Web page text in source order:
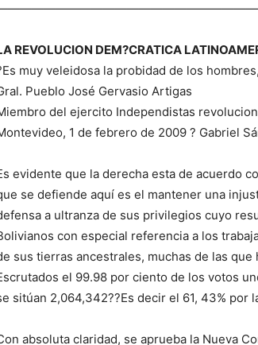
REVOLUCION DEM?CRATICA
muy veleidosa la probidad de los
Pueblo José Gervasio Artigas
del ejercito Independistas
1 de febrero de 2009 ? Gabriel
evidente que la derecha esta de acuerdo
se defiende aquí es el mantener una
a ultranza de sus privilegios cuyo
con especial referencia a los
sus tierras ancestrales, muchas de las
el 99.98 por ciento de los votos
sitúan 2,064,342??Es decir el 61, 43% por
absoluta claridad, se aprueba la Nueva